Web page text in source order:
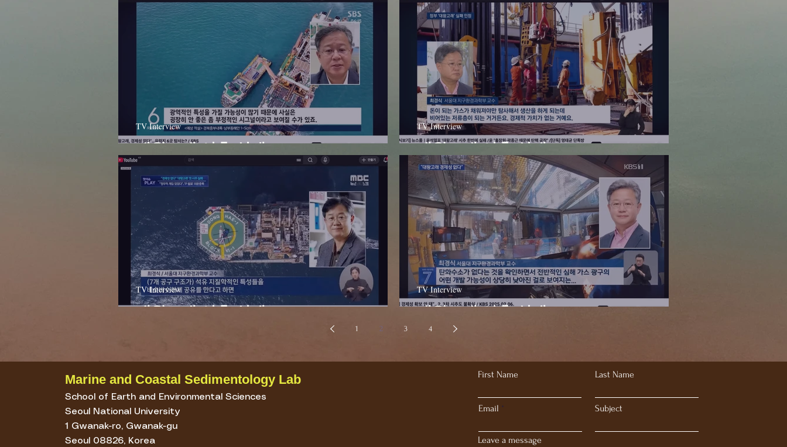
대왕고래 시추 실패 - SBS
TV Interview
대왕고래 시추 실패 - JTBC
TV Interview
대왕고래 시추 실패 - MBC
TV Interview
대왕고래 시추 실패 - KBS
TV Interview
1 2 3 4
Marine and Coastal Sedimentology Lab
School of Earth and Environmental Sciences
Seoul National University
1 Gwanak-ro, Gwanak-gu
Seoul 08826, Korea
First Name
Email
Last Name
Subject
Leave a message